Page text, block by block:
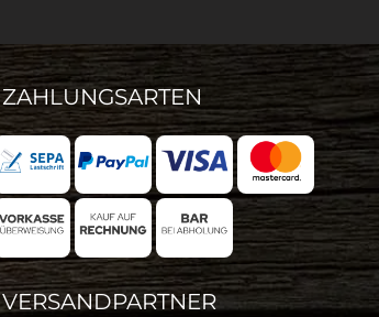
ZAHLUNGSARTEN
VERSANDPARTNER